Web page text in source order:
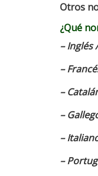
Otros
¿Qué
– Inglés
–
–
–
–
–